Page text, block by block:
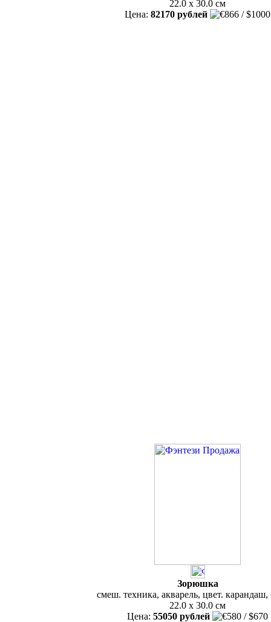
22.0 x 30.0 см
Цена: 82170 рублей
Зорюшка
смеш. техника, акварель, цвет. карандаш,
22.0 x 30.0 см
Цена: 55050 рублей